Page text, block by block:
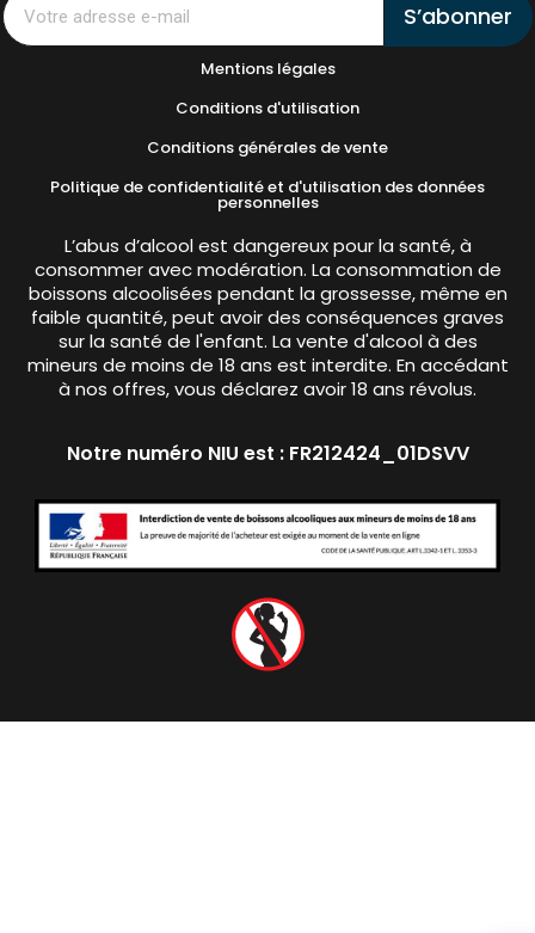
S’abonner
Mentions légales
Conditions d'utilisation
Conditions générales de vente
Politique de confidentialité et d'utilisation des données
personnelles
L’abus d’alcool est dangereux pour la santé, à
consommer avec modération. La consommation de
boissons alcoolisées pendant la grossesse, même en
faible quantité, peut avoir des conséquences graves
sur la santé de l'enfant. La vente d'alcool à des
mineurs de moins de 18 ans est interdite. En accédant
à nos offres, vous déclarez avoir 18 ans révolus.
Notre numéro NIU est : FR212424_01DSVV